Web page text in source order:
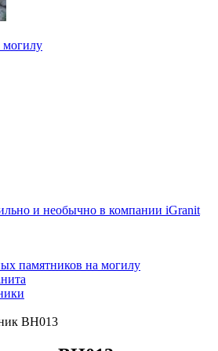
могилу
и необычно в компании iGranit
памятников на могилу
ВН013